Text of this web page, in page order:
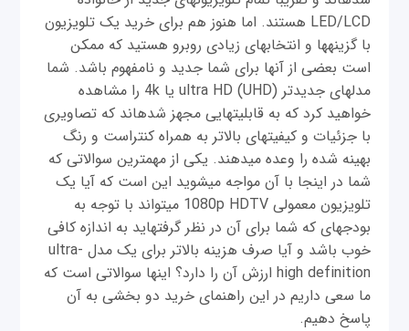
LED/LCD هستند. اما هنوز هم برای خرید یک تلویزیون
با گزینه‎ها و انتخاب‎های زیادی روبرو هستید که ممکن
است بعضی از آنها برای شما جدید و نامفهوم باشد. شما
مدل‎های جدیدتر ultra HD (UHD) یا 4k را مشاهده
خواهید کرد که به قابلیت‎هایی مجهز شده‎اند که تصاویری
با جزئیات و کیفیت‎های بالاتر به همراه کنتراست و رنگ
بهینه شده را وعده می‎دهند. یکی از مهمترین سوالاتی که
شما در اینجا با آن مواجه می‎شوید این است که آیا یک
تلویزیون معمولی 1080p HDTV می‎تواند با توجه به
بودجه‎ای که شما برای آن در نظر گرفته‎اید به اندازه کافی
خوب باشد و آیا صرف هزینه بالاتر برای یک مدل ultra-
high definition ارزش آن را دارد؟ اینها سوالاتی است که
ما سعی داریم در این راهنمای خرید دو بخشی به آن
پاسخ دهیم.